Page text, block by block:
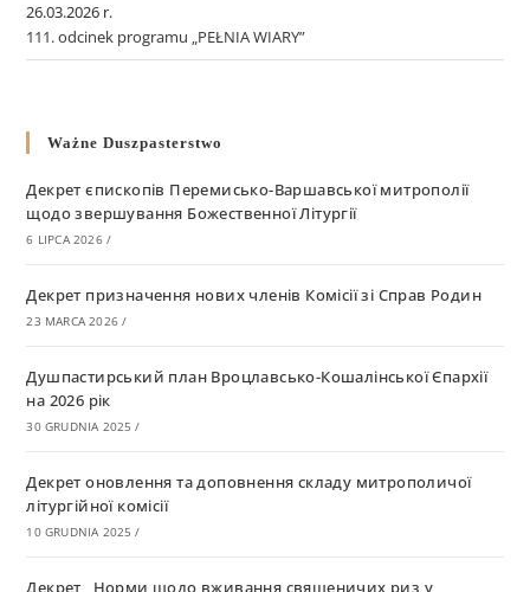
26.03.2026 r.
111. odcinek programu „PEŁNIA WIARY”
Ważne Duszpasterstwo
Декрет єпископів Перемисько-Варшавської митрополії
щодо звершування Божественної Літургії
6 LIPCA 2026 /
Декрет призначення нових членів Комісії зі Справ Родин
23 MARCA 2026 /
Душпастирський план Вроцлавсько-Кошалінської Єпархії
на 2026 рік
30 GRUDNIA 2025 /
Декрет оновлення та доповнення складу митрополичої
літургійної комісії
10 GRUDNIA 2025 /
Декрет „Норми щодо вживання священичих риз у